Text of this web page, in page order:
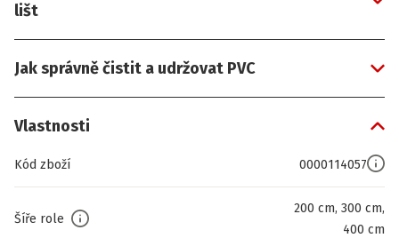
lišt
Jak správně čistit a udržovat PVC
Vlastnosti
Kód zboží 0000114057
Šíře role
200 cm, 300 cm,
400 cm